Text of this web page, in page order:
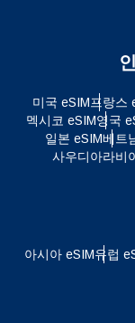
미국 eSIM프랑스
멕시코 eSIM영국
일본 eSIM베트
사우디아라비
아시아 eSIM유럽